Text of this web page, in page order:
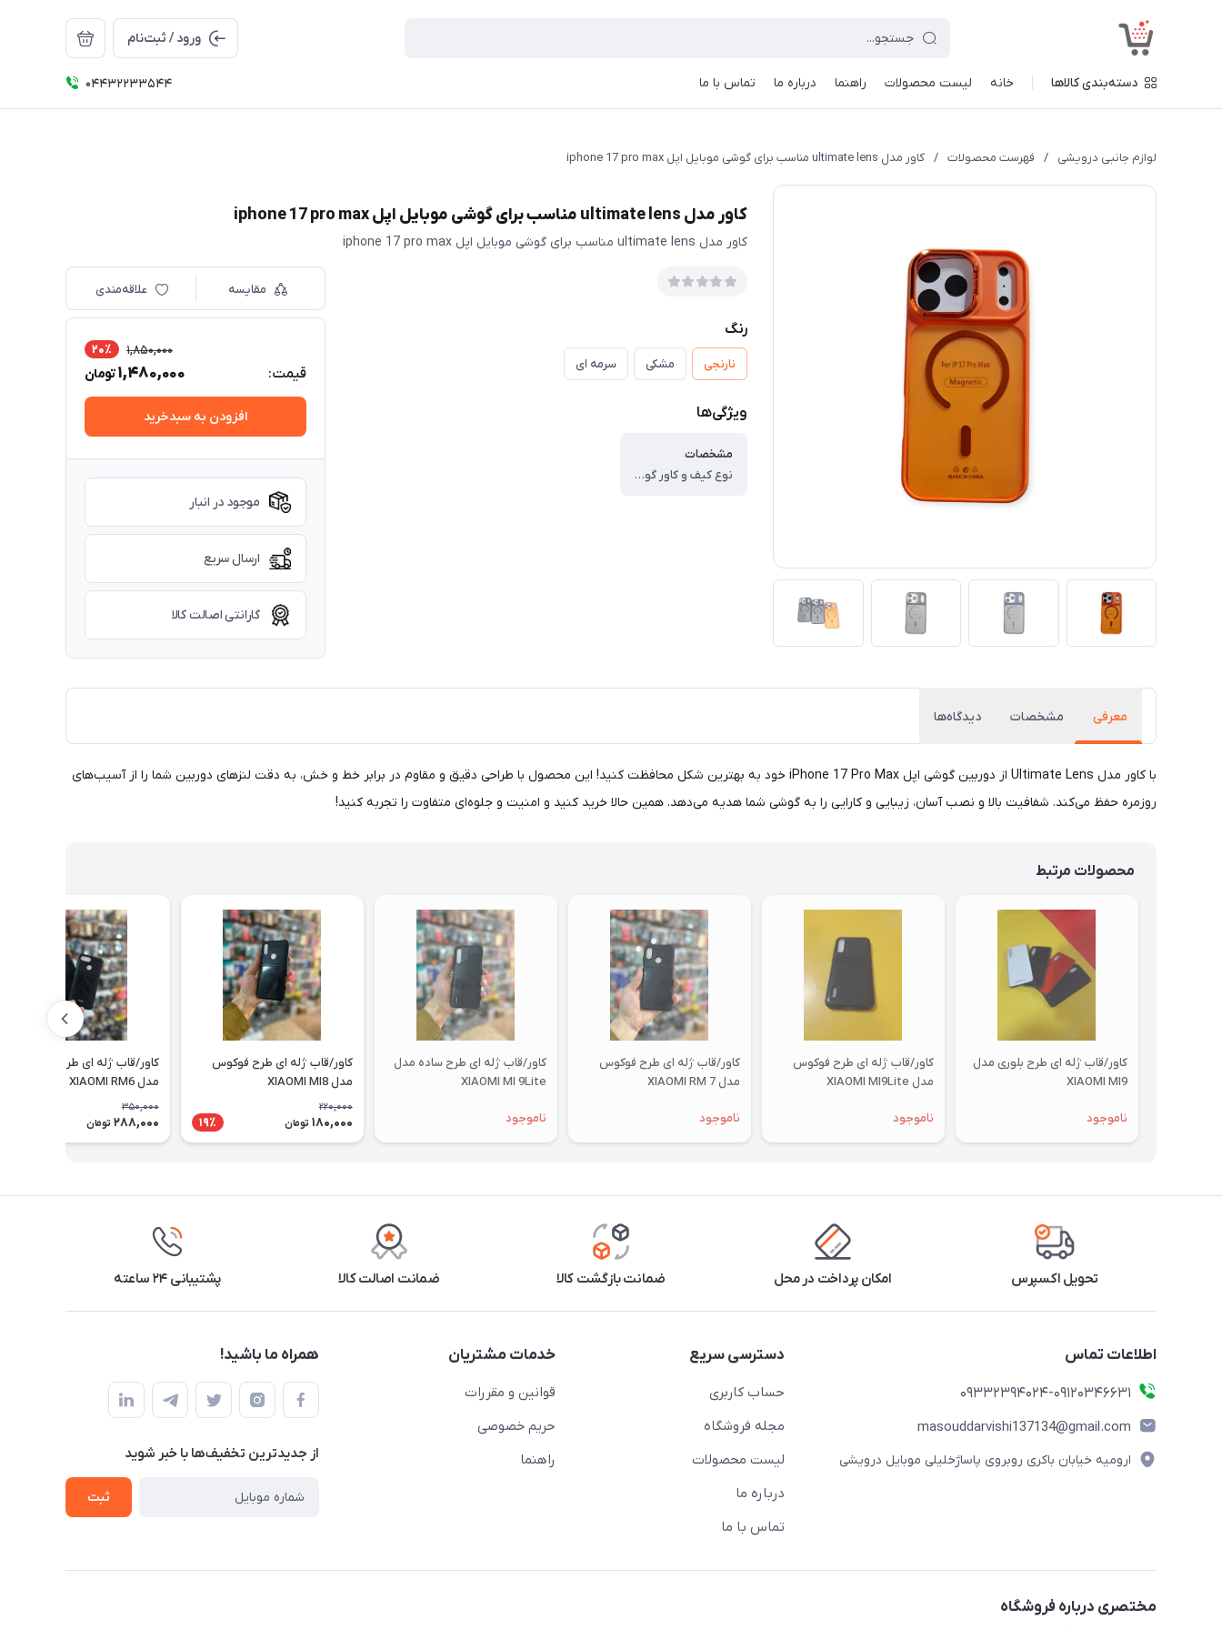
ورود / ثبت‌نام
دسته‌بندی کالاها خانه لیست محصولات راهنما درباره ما تماس با ما 04432233544
لوازم جانبی درویشی / فهرست محصولات / کاور مدل ultimate lens مناسب برای گوشی موبایل اپل iphone 17 pro max
کاور مدل ultimate lens مناسب برای گوشی موبایل اپل iphone 17 pro max
کاور مدل ultimate lens مناسب برای گوشی موبایل اپل iphone 17 pro max
رنگ
نارنجی مشکی سرمه ای
ویژگی‌ها
مشخصات
نوع کیف و کاور گوشی ، کاور ، وزن ، ۱۲۰ گرم ، سازگار با گوشی موبایل ، Apple iPhone ۱۷ Pro Max ، ساختار ، نیمه شفاف ، سطح پوشش ، قاب پشتی ، لبه بالایی ، لبه پایینی ، لبه چپ ، لبه راست ، حفاظت از دکمه‌ها
مقایسه علاقه‌مندی
قیمت:
1,850,000 20٪
1,480,000تومان
افزودن به سبدخرید
موجود در انبار
ارسال سریع
گارانتی اصالت کالا
معرفی مشخصات دیدگاه‌ها
با کاور مدل Ultimate Lens از دوربین گوشی اپل iPhone 17 Pro Max خود به بهترین شکل محافظت کنید! این محصول با طراحی دقیق و مقاوم در برابر خط و خش، به دقت لنزهای دوربین شما را از آسیب‌های
روزمره حفظ می‌کند. شفافیت بالا و نصب آسان، زیبایی و کارایی را به گوشی شما هدیه می‌دهد. همین حالا خرید کنید و امنیت و جلوه‌ای متفاوت را تجربه کنید!
محصولات مرتبط
کاور/قاب ژله ای طرح بلوری مدل
XIAOMI MI9
ناموجود
کاور/قاب ژله ای طرح فوکوس
مدل XIAOMI MI9Lite
ناموجود
کاور/قاب ژله ای طرح فوکوس
مدل XIAOMI RM 7
ناموجود
کاور/قاب ژله ای طرح ساده مدل
XIAOMI MI 9Lite
ناموجود
کاور/قاب ژله ای طرح فوکوس
مدل XIAOMI MI8
220,000
180,000 تومان 19٪
کاور/قاب ژله ای طرح فوکوس
مدل XIAOMI RM6
350,000
288,000 تومان
تحویل اکسپرس امکان پرداخت در محل ضمانت بازگشت کالا ضمانت اصالت کالا پشتیبانی ۲۴ ساعته
اطلاعات تماس
09332394024-09120346631
masouddarvishi137134@gmail.com
ارومیه خیابان باکری روبروی پاساژخلیلی موبایل درویشی
دسترسی سریع
حساب کاربری
مجله فروشگاه
لیست محصولات
درباره ما
تماس با ما
خدمات مشتریان
قوانین و مقررات
حریم خصوصی
راهنما
همراه ما باشید!
از جدید‌ترین تخفیف‌ها با‌ خبر شوید
ثبت
مختصری درباره فروشگاه